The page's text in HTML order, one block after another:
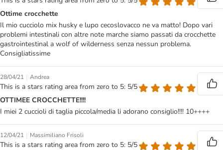
Ottime crocchette
Il mio cucciolo mix husky e lupo cecoslovacco ne va matto! Dopo vari
problemi intestinali con altre note marche siamo passati da crocchette
gastrointestinal a wolf of wilderness senza nessun problema.
Consigliatissime
28/04/21 | Andrea
This is a stars rating area from zero to 5: 5/5
OTTIMEE CROCCHETTE!!!!
I miei 2 cuccioli di taglia piccola/media li adorano consiglio!!!! 10++++
12/04/21 | Massimiliano Frisoli
This is a stars rating area from zero to 5: 5/5